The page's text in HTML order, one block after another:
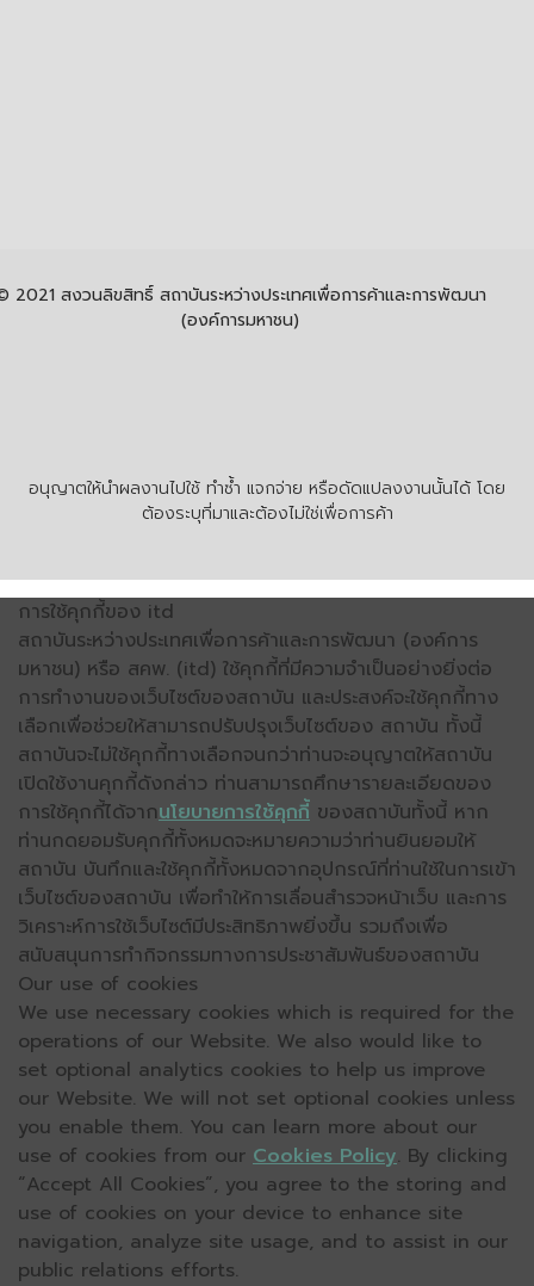
อนุญาตให้นำผลงานไปใช้ ทำซ้ำ แจกจ่าย หรือดัดแปลงงานนั้นได้ โดย
ต้องระบุที่มาและต้องไม่ใช่เพื่อการค้า
2021 สงวนลิขสิทธิ์ สถาบันระหว่างประเทศเพื่อการค้าและการพัฒนา
(องค์การมหาชน)
การใช้คุกกี้ของ itd
สถาบันระหว่างประเทศเพื่อการค้าและการพัฒนา (องค์การ
มหาชน) หรือ สคพ. (itd) ใช้คุกกี้ที่มีความจำเป็นอย่างยิ่งต่อ
การทำงานของเว็บไซต์ของสถาบัน และประสงค์จะใช้คุกกี้ทาง
เลือกเพื่อช่วยให้สามารถปรับปรุงเว็บไซต์ของ สถาบัน ทั้งนี้
สถาบันจะไม่ใช้คุกกี้ทางเลือกจนกว่าท่านจะอนุญาตให้สถาบัน
เปิดใช้งานคุกกี้ดังกล่าว ท่านสามารถศึกษารายละเอียดของ
การใช้คุกกี้ได้จากนโยบายการใช้คุกกี้ ของสถาบันทั้งนี้ หาก
ท่านกดยอมรับคุกกี้ทั้งหมดจะหมายความว่าท่านยินยอมให้
สถาบัน บันทึกและใช้คุกกี้ทั้งหมดจากอุปกรณ์ที่ท่านใช้ในการเข้า
เว็บไซต์ของสถาบัน เพื่อทำให้การเลื่อนสำรวจหน้าเว็บ และการ
วิเคราะห์การใช้เว็บไซต์มีประสิทธิภาพยิ่งขึ้น รวมถึงเพื่อ
สนับสนุนการทำกิจกรรมทางการประชาสัมพันธ์ของสถาบัน
Our use of cookies
We use necessary cookies which is required for the
operations of our Website. We also would like to
set optional analytics cookies to help us improve
our Website. We will not set optional cookies unless
you enable them. You can learn more about our
use of cookies from our Cookies Policy. By clicking
“Accept All Cookies”, you agree to the storing and
use of cookies on your device to enhance site
navigation, analyze site usage, and to assist in our
public relations efforts.